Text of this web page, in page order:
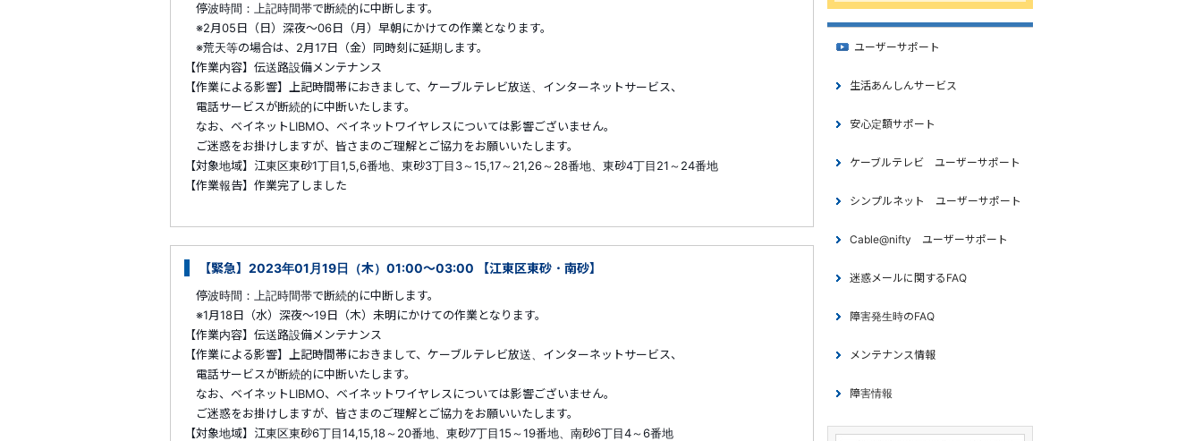
停波時間：上記時間帯で断続的に中断します。
※2月05日（日）深夜～06日（月）早朝にかけての作業となります。
※荒天等の場合は、2月17日（金）同時刻に延期します。
【作業内容】伝送路設備メンテナンス
【作業による影響】上記時間帯におきまして、ケーブルテレビ放送、インターネットサービス、
電話サービスが断続的に中断いたします。
なお、ベイネットLIBMO、ベイネットワイヤレスについては影響ございません。
ご迷惑をお掛けしますが、皆さまのご理解とご協力をお願いいたします。
【対象地域】江東区東砂1丁目1,5,6番地、東砂3丁目3～15,17～21,26～28番地、東砂4丁目21～24番地
【作業報告】作業完了しました
【緊急】2023年01月19日（木）01:00～03:00 【江東区東砂・南砂】
停波時間：上記時間帯で断続的に中断します。
※1月18日（水）深夜～19日（木）未明にかけての作業となります。
【作業内容】伝送路設備メンテナンス
【作業による影響】上記時間帯におきまして、ケーブルテレビ放送、インターネットサービス、
電話サービスが断続的に中断いたします。
なお、ベイネットLIBMO、ベイネットワイヤレスについては影響ございません。
ご迷惑をお掛けしますが、皆さまのご理解とご協力をお願いいたします。
【対象地域】江東区東砂6丁目14,15,18～20番地、東砂7丁目15～19番地、南砂6丁目4～6番地
ユーザーサポート
生活あんしんサービス
安心定額サポート
ケーブルテレビ ユーザーサポート
シンプルネット ユーザーサポート
Cable@nifty ユーザーサポート
迷惑メールに関するFAQ
障害発生時のFAQ
メンテナンス情報
障害情報